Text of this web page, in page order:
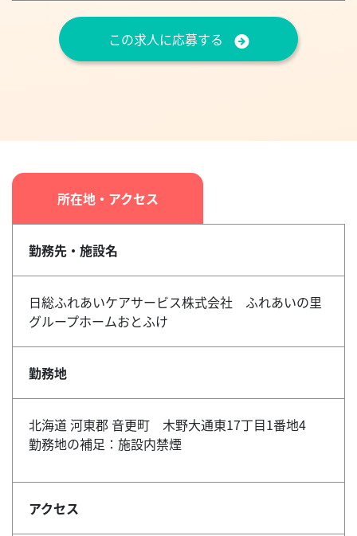
この求人に応募する
所在地・アクセス
勤務先・施設名
日総ふれあいケアサービス株式会社 ふれあいの里
グループホームおとふけ
勤務地
北海道 河東郡 音更町 木野大通東17丁目1番地4
勤務地の補足：施設内禁煙
アクセス